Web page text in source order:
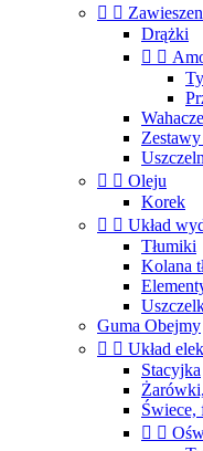
 
Drążki
 
  Oleju
Korek
  Układ
Tłumiki
Kolana
Guma Obejmy
  Układ
Stacyjka
Świece,
 